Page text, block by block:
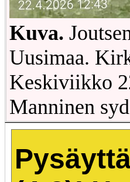
Kuva.
Uusimaa.
Keskiviikko
Manninen